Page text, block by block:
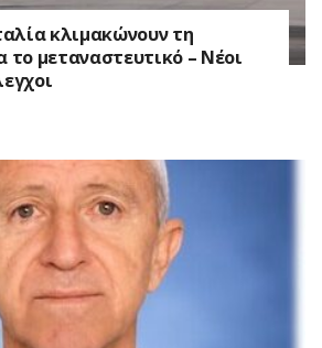
κλιμακώνουν τη
το μεταναστευτικό – Νέοι